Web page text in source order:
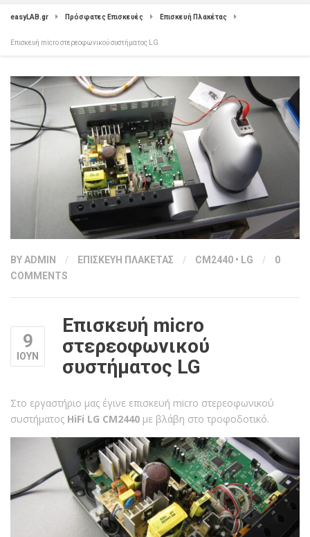
easyLAB.gr Πρόσφατες Επισκευές Επισκευή Πλακέτας
Επισκευή micro στερεοφωνικού συστήματος LG
BYADMIN / ΕΠΙΣΚΕΥΗ ΠΛΑΚΕΤΑΣ / CM2440 • LG /
0
COMMENTS
9
ΙΟΥΝ
Επισκευή micro
στερεοφωνικού
συστήματος LG
Στο εργαστήριο μας έγινε επισκευή micro στερεοφωνικού
συστήματος HiFi LG CM2440 με βλάβη στο τροφοδοτικό.